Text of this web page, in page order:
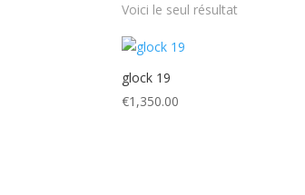
Voici le seul résultat
glock 19
€1,350.00